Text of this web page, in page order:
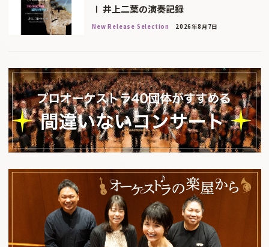
Ⅰ 井上二葉の演奏記録
New Release Selection 2026年8月7日